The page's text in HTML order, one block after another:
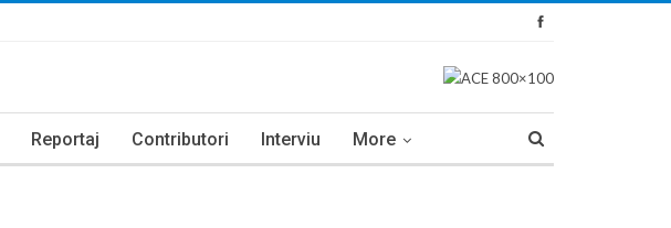
Reportaj Contributori Interviu More